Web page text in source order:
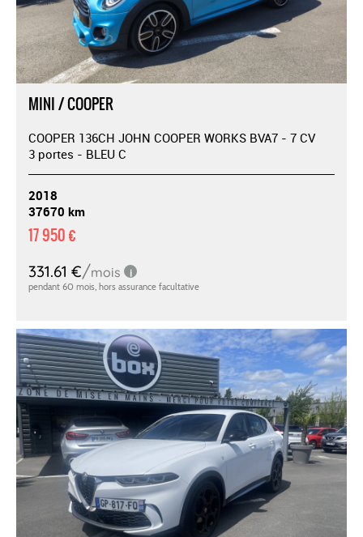
MINI / COOPER
COOPER 136CH JOHN COOPER WORKS BVA7 - 7 CV
3 portes - BLEU C
2018
37670 km
17 950 €